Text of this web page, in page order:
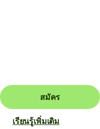
สมัคร
เรียนรู้เพิ่มเติม